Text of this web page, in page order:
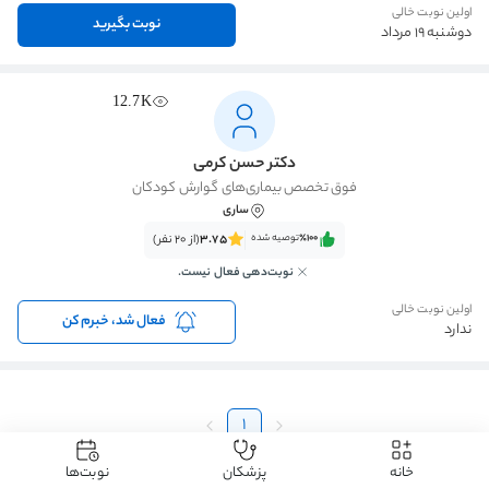
اولین نوبت خالی
دوشنبه 19 مرداد نوبت بگیرید
12.7K
دکتر حسن کرمی
فوق تخصص بیماری‌های گوارش کودکان
ساری
٪100‌‌‌توصیه شده 3.75(از 20 نفر)
نوبت‌دهی فعال نیست.
اولین نوبت خالی
ندارد فعال شد، خبرم کن
1
خانه پزشکان نوبت‌ها